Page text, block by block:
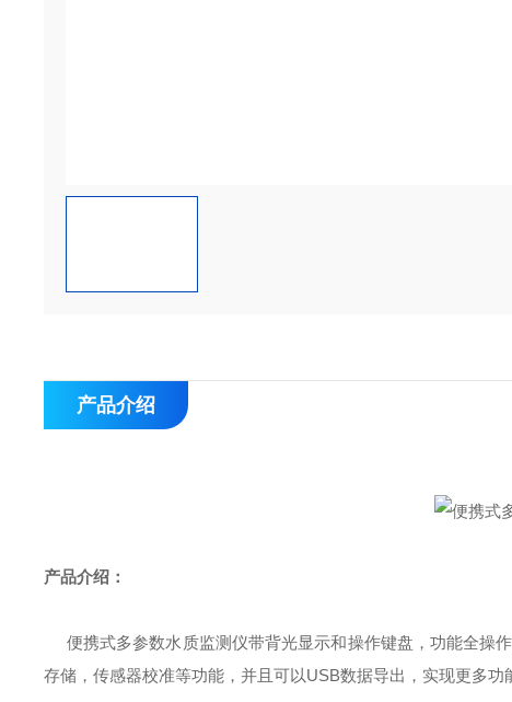
产品介绍
产品介绍：
便携式多参数水质监测仪带背光显示和操作键盘，功能全操
存储，传感器校准等功能，并且可以USB数据导出，实现更多功